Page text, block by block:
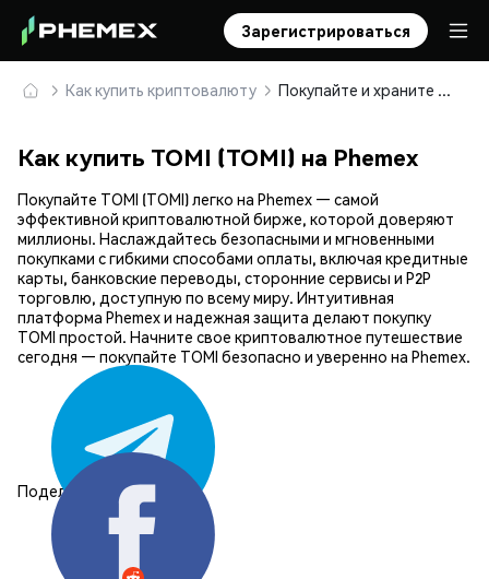
Зарегистрироваться
Как купить криптовалюту Покупайте и храните TOMI (TOMI) безопасно
Как купить TOMI (TOMI) на Phemex
Покупайте TOMI (TOMI) легко на Phemex — самой
эффективной криптовалютной бирже, которой доверяют
миллионы. Наслаждайтесь безопасными и мгновенными
покупками с гибкими способами оплаты, включая кредитные
карты, банковские переводы, сторонние сервисы и P2P
торговлю, доступную по всему миру. Интуитивная
платформа Phemex и надежная защита делают покупку
TOMI простой. Начните свое криптовалютное путешествие
сегодня — покупайте TOMI безопасно и уверенно на Phemex.
Поделиться: